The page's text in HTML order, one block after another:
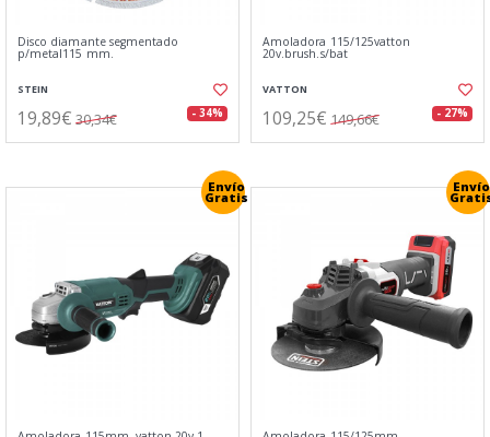
Disco diamante segmentado
p/metal115 mm.
STEIN
19,89€ 30,34€ - 34%
Amoladora 115/125vatton
20v.brush.s/bat
VATTON
109,25€ 149,66€ - 27%
Envío
Gratis
Envío